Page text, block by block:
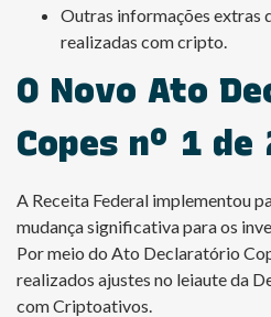
Outras informações extras
realizadas com cripto.
O Novo Ato
Copes nº 1 de
A Receita Federal implementou
mudança significativa para os
Por meio do Ato Declaratório
realizados ajustes no leiaute da
com Criptoativos.